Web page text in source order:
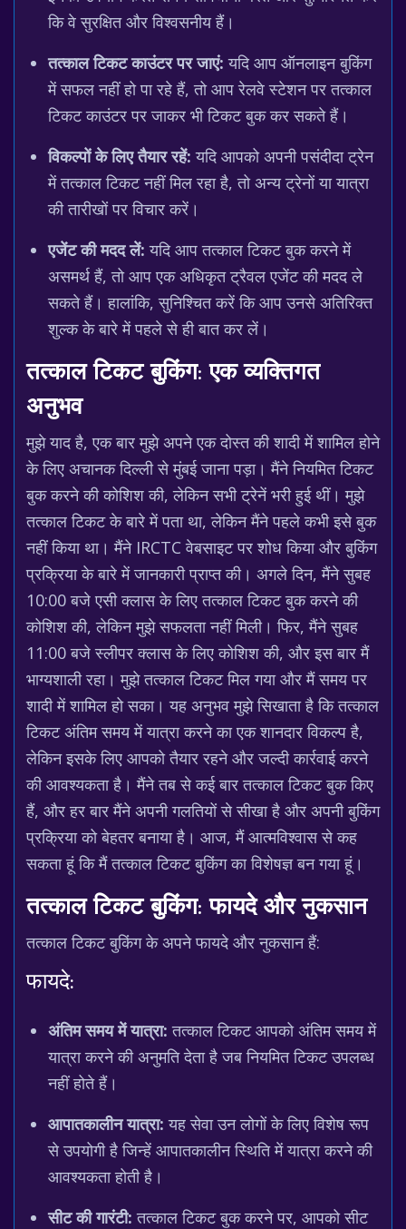
कि वे सुरक्षित और विश्वसनीय हैं।
तत्काल टिकट काउंटर पर जाएं: यदि आप ऑनलाइन बुकिंग
में सफल नहीं हो पा रहे हैं, तो आप रेलवे स्टेशन पर तत्काल
टिकट काउंटर पर जाकर भी टिकट बुक कर सकते हैं।
विकल्पों के लिए तैयार रहें: यदि आपको अपनी पसंदीदा ट्रेन
में तत्काल टिकट नहीं मिल रहा है, तो अन्य ट्रेनों या यात्रा
की तारीखों पर विचार करें।
एजेंट की मदद लें: यदि आप तत्काल टिकट बुक करने में
असमर्थ हैं, तो आप एक अधिकृत ट्रैवल एजेंट की मदद ले
सकते हैं। हालांकि, सुनिश्चित करें कि आप उनसे अतिरिक्त
शुल्क के बारे में पहले से ही बात कर लें।
तत्काल टिकट बुकिंग: एक व्यक्तिगत
अनुभव
मुझे याद है, एक बार मुझे अपने एक दोस्त की शादी में शामिल होने
के लिए अचानक दिल्ली से मुंबई जाना पड़ा। मैंने नियमित टिकट
बुक करने की कोशिश की, लेकिन सभी ट्रेनें भरी हुई थीं। मुझे
तत्काल टिकट के बारे में पता था, लेकिन मैंने पहले कभी इसे बुक
नहीं किया था। मैंने IRCTC वेबसाइट पर शोध किया और बुकिंग
प्रक्रिया के बारे में जानकारी प्राप्त की। अगले दिन, मैंने सुबह
10:00 बजे एसी क्लास के लिए तत्काल टिकट बुक करने की
कोशिश की, लेकिन मुझे सफलता नहीं मिली। फिर, मैंने सुबह
11:00 बजे स्लीपर क्लास के लिए कोशिश की, और इस बार मैं
भाग्यशाली रहा। मुझे तत्काल टिकट मिल गया और मैं समय पर
शादी में शामिल हो सका। यह अनुभव मुझे सिखाता है कि तत्काल
टिकट अंतिम समय में यात्रा करने का एक शानदार विकल्प है,
लेकिन इसके लिए आपको तैयार रहने और जल्दी कार्रवाई करने
की आवश्यकता है। मैंने तब से कई बार तत्काल टिकट बुक किए
हैं, और हर बार मैंने अपनी गलतियों से सीखा है और अपनी बुकिंग
प्रक्रिया को बेहतर बनाया है। आज, मैं आत्मविश्वास से कह
सकता हूं कि मैं तत्काल टिकट बुकिंग का विशेषज्ञ बन गया हूं।
तत्काल टिकट बुकिंग: फायदे और नुकसान
तत्काल टिकट बुकिंग के अपने फायदे और नुकसान हैं:
फायदे:
अंतिम समय में यात्रा: तत्काल टिकट आपको अंतिम समय में
यात्रा करने की अनुमति देता है जब नियमित टिकट उपलब्ध
नहीं होते हैं।
आपातकालीन यात्रा: यह सेवा उन लोगों के लिए विशेष रूप
से उपयोगी है जिन्हें आपातकालीन स्थिति में यात्रा करने की
आवश्यकता होती है।
सीट की गारंटी: तत्काल टिकट बुक करने पर, आपको सीट